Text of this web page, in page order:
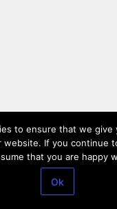
to ensure that we give
website. If you continue
that you are happy
Ok